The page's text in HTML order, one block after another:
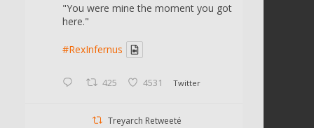
"You were mine the moment you got
here."
#RexInfernus
425 4531 Twitter
Treyarch Retweeté